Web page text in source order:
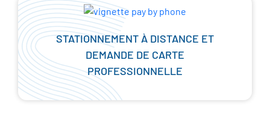
STATIONNEMENT À DISTANCE ET
DEMANDE DE CARTE
PROFESSIONNELLE